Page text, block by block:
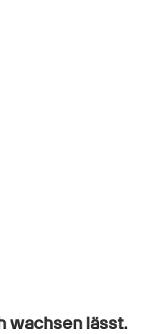
wachsen lässt.